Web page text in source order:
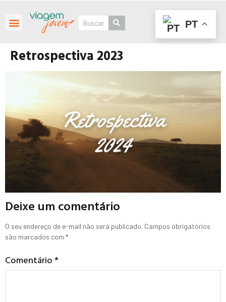
Retrospectiva 2023
Deixe um comentário
O seu endereço de e-mail não será publicado. Campos obrigatórios
são marcados com *
Comentário*
PT